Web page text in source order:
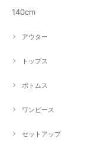
140cm
アウター
トップス
ボトムス
ワンピース
セットアップ